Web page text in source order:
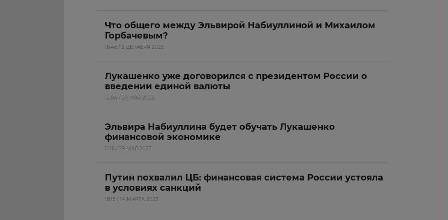
Что общего между Эльвирой Набиуллиной и Михаилом
Горбачевым?
16:46 / 2 ДЕКАБРЯ 2023
Лукашенко уже договорился с президентом России о
введении единой валюты
12:04 / 29 МАЯ 2023
Эльвира Набиуллина будет обучать Лукашенко
финансовой экономике
11:16 / 29 МАЯ 2023
Путин похвалил ЦБ: финансовая система России устояла
в условиях санкций
18:15 / 14 МАРТА 2023